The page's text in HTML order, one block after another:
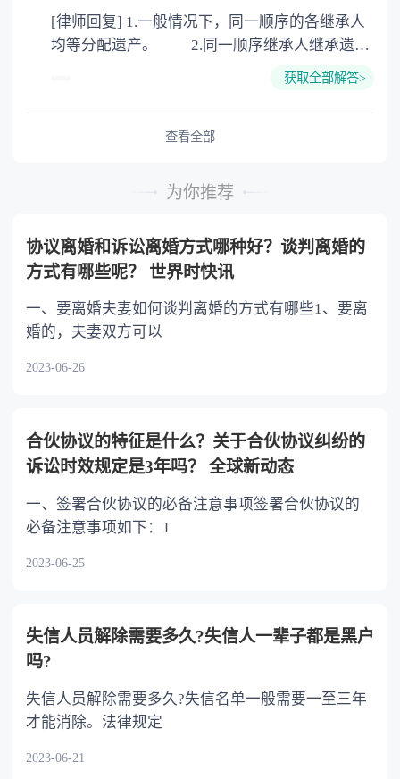
公证。
[律师回复] 1.一般情况下，同一顺序的各继承人
均等分配遗产。 2.同一顺序继承人继承遗产
或者与被继承人共同生活的继承人，分配遗产
的继承人，不尽扶养义务的，分配遗产时，应当
获取全部解答>
查看全部
为你推荐
协议离婚和诉讼离婚方式哪种好？谈判离婚的
方式有哪些呢？ 世界时快讯
一、要离婚夫妻如何谈判离婚的方式有哪些1、要离
婚的，夫妻双方可以
2023-06-26
合伙协议的特征是什么？关于合伙协议纠纷的
诉讼时效规定是3年吗？ 全球新动态
一、签署合伙协议的必备注意事项签署合伙协议的
必备注意事项如下：1
2023-06-25
失信人员解除需要多久?失信人一辈子都是黑户
吗?
失信人员解除需要多久?失信名单一般需要一至三年
才能消除。法律规定
2023-06-21